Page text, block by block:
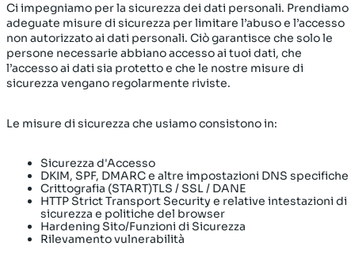
Ci impegniamo per la sicurezza dei dati personali. Prendiamo
adeguate misure di sicurezza per limitare l’abuso e l’accesso
non autorizzato ai dati personali. Ciò garantisce che solo le
persone necessarie abbiano accesso ai tuoi dati, che
l’accesso ai dati sia protetto e che le nostre misure di
sicurezza vengano regolarmente riviste.
Le misure di sicurezza che usiamo consistono in:
Sicurezza d'Accesso
DKIM, SPF, DMARC e altre impostazioni DNS specifiche
Crittografia (START)TLS / SSL / DANE
HTTP Strict Transport Security e relative intestazioni di
sicurezza e politiche del browser
Hardening Sito/Funzioni di Sicurezza
Rilevamento vulnerabilità